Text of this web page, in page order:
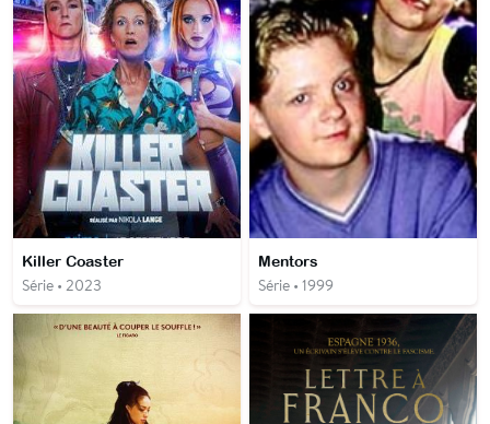
Killer Coaster
Série • 2023
Mentors
Série • 1999